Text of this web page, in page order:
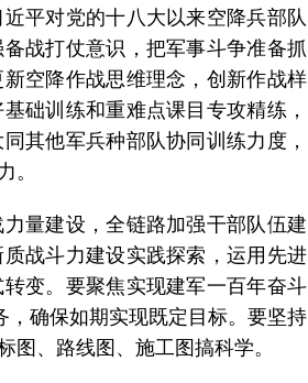
平对党的十八大以来空降兵部队
战打仗意识，把军事斗争准备抓
空降作战思维理念，创新作战样
础训练和重难点课目专攻精练，
其他军兵种部队协同训练力度，
量建设，全链路加强干部队伍建
战斗力建设实践探索，运用先进
变。要聚焦实现建军一百年奋斗
，确保如期实现既定目标。要坚持
、路线图、施工图搞科学。